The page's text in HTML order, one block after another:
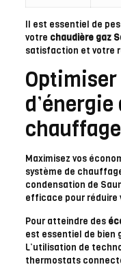
Il est essentiel de
votre chaudière gaz
satisfaction et votre
Maximisez vos
système de
condensation de
efficace pour réduire
Pour atteindre des
est essentiel de bien
L’utilisation de
thermostats